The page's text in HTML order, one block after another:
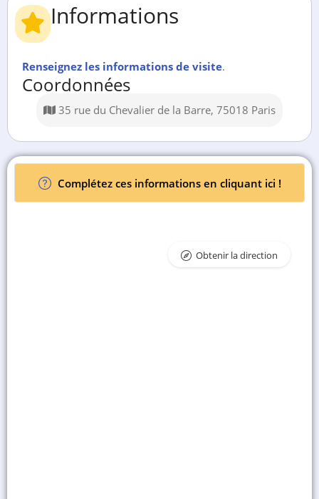
Informations
Renseignez les informations de visite.
Coordonnées
35 rue du Chevalier de la Barre, 75018 Paris
Complétez ces informations en cliquant ici !
Obtenir la direction